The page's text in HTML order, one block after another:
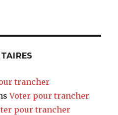
trancher
Voter pour trancher
pour trancher